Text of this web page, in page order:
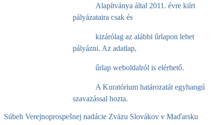
Alapítványa által 2011. évre kiírt
pályázataira csak és
kizárólag az alábbi űrlapon lehet
pályázni. Az adatlap,
űrlap weboldalról is elérhető.
A Kuratórium határozatát egyhangú
szavazással hozta.
Súbeh Verejnoprospešnej nadácie Zväzu Slovákov v Maďarsku